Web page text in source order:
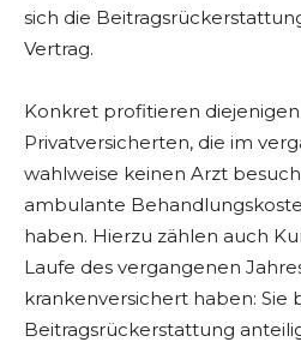
sich die
Vertrag.
Konkret profitieren diejenigen
Privatversicherten, die im
wahlweise keinen Arzt
ambulante
haben. Hierzu zählen auch
Laufe des vergangenen
krankenversichert haben: Sie
Beitragsrückerstattung